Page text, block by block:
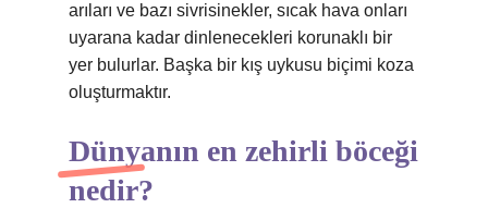
arıları ve bazı sivrisinekler, sıcak hava onları
uyarana kadar dinlenecekleri korunaklı bir
yer bulurlar. Başka bir kış uykusu biçimi koza
oluşturmaktır.
Dünyanın en zehirli böceği
nedir?